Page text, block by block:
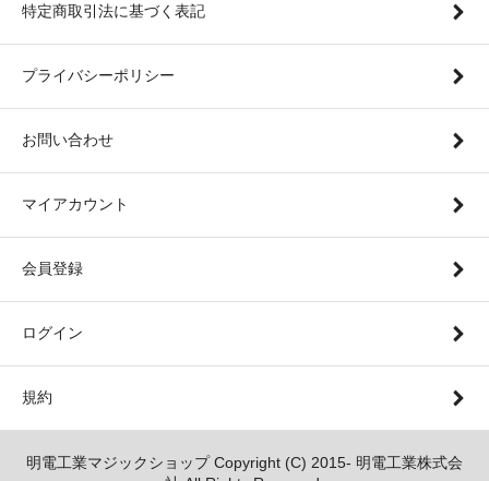
特定商取引法に基づく表記
プライバシーポリシー
お問い合わせ
マイアカウント
会員登録
ログイン
規約
明電工業マジックショップ Copyright (C) 2015- 明電工業株式会